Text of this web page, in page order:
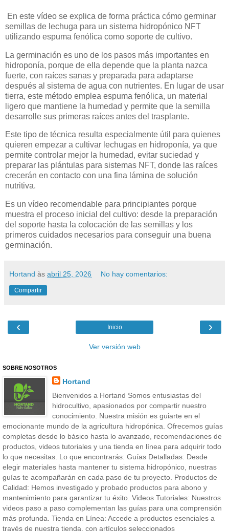
En este vídeo se explica de forma práctica cómo germinar
semillas de lechuga para un sistema hidropónico NFT
utilizando espuma fenólica como soporte de cultivo.
La germinación es uno de los pasos más importantes en
hidroponía, porque de ella depende que la planta nazca
fuerte, con raíces sanas y preparada para adaptarse
después al sistema de agua con nutrientes. En lugar de usar
tierra, este método emplea espuma fenólica, un material
ligero que mantiene la humedad y permite que la semilla
desarrolle sus primeras raíces antes del trasplante.
Este tipo de técnica resulta especialmente útil para quienes
quieren empezar a cultivar lechugas en hidroponía, ya que
permite controlar mejor la humedad, evitar suciedad y
preparar las plántulas para sistemas NFT, donde las raíces
crecerán en contacto con una fina lámina de solución
nutritiva.
Es un vídeo recomendable para principiantes porque
muestra el proceso inicial del cultivo: desde la preparación
del soporte hasta la colocación de las semillas y los
primeros cuidados necesarios para conseguir una buena
germinación.
Hortand às abril 25, 2026 No hay comentarios:
Compartir
‹ ›
Inicio
Ver versión web
SOBRE NOSOTROS
Hortand
Bienvenidos a Hortand Somos entusiastas del
hidrocultivo, apasionados por compartir nuestro
conocimiento. Nuestra misión es guiarte en el
emocionante mundo de la agricultura hidropónica. Ofrecemos guías
completas desde lo básico hasta lo avanzado, recomendaciones de
productos, videos tutoriales y una tienda en línea para adquirir todo
lo que necesitas. Lo que encontrarás: Guías Detalladas: Desde
elegir materiales hasta mantener tu sistema hidropónico, nuestras
guías te acompañarán en cada paso de tu proyecto. Productos de
Calidad: Hemos investigado y probado productos para abono y
mantenimiento para garantizar tu éxito. Videos Tutoriales: Nuestros
videos paso a paso complementan las guías para una comprensión
más profunda. Tienda en Línea: Accede a productos esenciales a
través de nuestra tienda, con artículos seleccionados